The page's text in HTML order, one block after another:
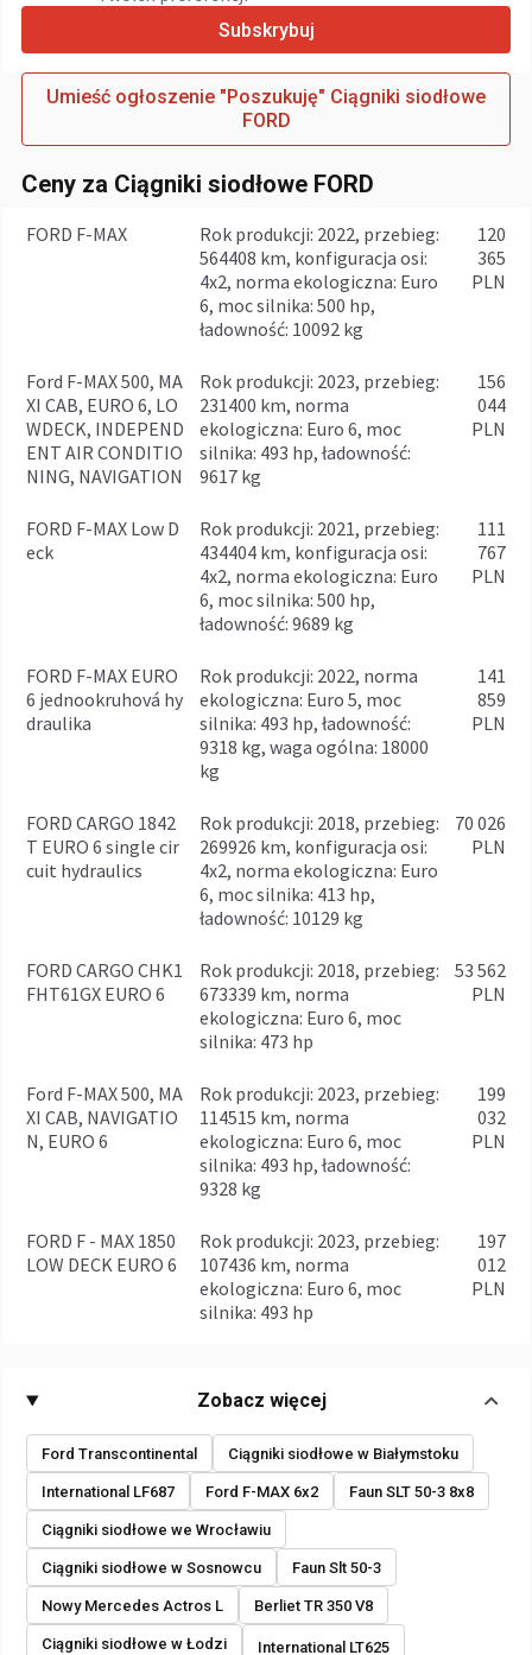
Subskrybuj
Umieść ogłoszenie "Poszukuję" Ciągniki siodłowe
FORD
Ceny za Ciągniki siodłowe FORD
FORD F-MAX
rok produkcji: 2022, przebieg:
564408 km, konfiguracja osi:
4x2, norma ekologiczna: Euro
6, moc silnika: 500 hp,
ładowność: 10092 kg
120
365
PLN
Ford F-MAX 500, MA
XI CAB, EURO 6, LO
WDECK, INDEPEND
ENT AIR CONDITIO
NING, NAVIGATION
rok produkcji: 2023, przebieg:
231400 km, norma
ekologiczna: Euro 6, moc
silnika: 493 hp, ładowność:
9617 kg
156
044
PLN
FORD F-MAX Low D
eck
rok produkcji: 2021, przebieg:
434404 km, konfiguracja osi:
4x2, norma ekologiczna: Euro
6, moc silnika: 500 hp,
ładowność: 9689 kg
111
767
PLN
FORD F-MAX EURO
6 jednookruhová hy
draulika
rok produkcji: 2022, norma
ekologiczna: Euro 5, moc
silnika: 493 hp, ładowność:
9318 kg, waga ogólna: 18000
kg
141
859
PLN
FORD CARGO 1842
T EURO 6 single cir
cuit hydraulics
rok produkcji: 2018, przebieg:
269926 km, konfiguracja osi:
4x2, norma ekologiczna: Euro
6, moc silnika: 413 hp,
ładowność: 10129 kg
70 026
PLN
FORD CARGO CHK1
FHT61GX EURO 6
rok produkcji: 2018, przebieg:
673339 km, norma
ekologiczna: Euro 6, moc
silnika: 473 hp
53 562
PLN
Ford F-MAX 500, MA
XI CAB, NAVIGATIO
N, EURO 6
rok produkcji: 2023, przebieg:
114515 km, norma
ekologiczna: Euro 6, moc
silnika: 493 hp, ładowność:
9328 kg
199
032
PLN
FORD F - MAX 1850
LOW DECK EURO 6
rok produkcji: 2023, przebieg:
107436 km, norma
ekologiczna: Euro 6, moc
silnika: 493 hp
197
012
PLN
Zobacz więcej
Ford Transcontinental Ciągniki siodłowe w Białymstoku
International LF687 Ford F-MAX 6x2 Faun SLT 50-3 8x8
Ciągniki siodłowe we Wrocławiu
Ciągniki siodłowe w Sosnowcu Faun Slt 50-3
Nowy Mercedes Actros L Berliet TR 350 V8
Ciągniki siodłowe w Łodzi International LT625